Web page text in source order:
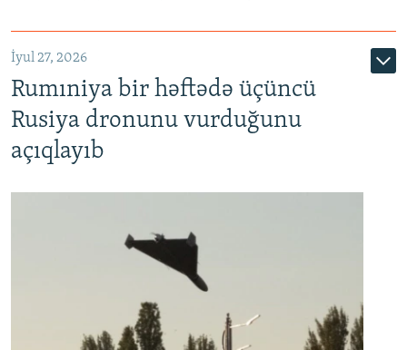
İyul 27, 2026
Rumıniya bir həftədə üçüncü
Rusiya dronunu vurduğunu
açıqlayıb